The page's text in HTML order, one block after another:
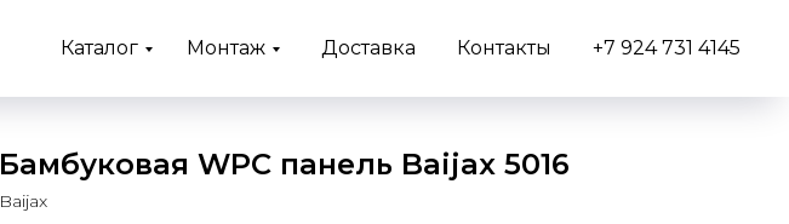
Каталог Монтаж Доставка Контакты +7 924 731 4145
Бамбуковая WPC панель Baijax 5016
Baijax